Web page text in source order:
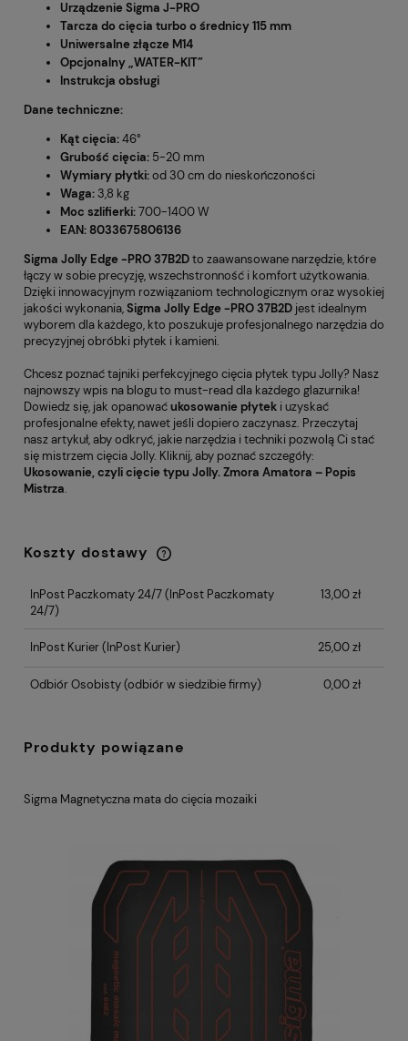
Urządzenie Sigma J-PRO
Tarcza do cięcia turbo o średnicy 115 mm
Uniwersalne złącze M14
Opcjonalny „WATER-KIT”
Instrukcja obsługi
Dane techniczne:
Kąt cięcia:46°
Grubość cięcia: 5-20 mm
Wymiary płytki:od 30 cm do nieskończoności
Waga:3,8 kg
Moc szlifierki:700-1400 W
EAN: 8033675806136
Sigma Jolly Edge -PRO 37B2Dto zaawansowane narzędzie, które
łączy w sobie precyzję, wszechstronność i komfort użytkowania.
Dzięki innowacyjnym rozwiązaniom technologicznym oraz wysokiej
jakości wykonania,Sigma Jolly Edge -PRO 37B2D jest idealnym
wyborem dla każdego, kto poszukuje profesjonalnego narzędzia do
precyzyjnej obróbki płytek i kamieni.
Chcesz poznać tajniki perfekcyjnego cięcia płytek typu Jolly? Nasz
najnowszy wpis na blogu to must-read dla każdego glazurnika!
Dowiedz się, jak opanowaćukosowanie płytek i uzyskać
profesjonalne efekty, nawet jeśli dopiero zaczynasz. Przeczytaj
nasz artykuł, aby odkryć, jakie narzędzia i techniki pozwolą Ci stać
się mistrzem cięcia Jolly. Kliknij, aby poznać szczegóły:
Ukosowanie, czyli cięcie typu Jolly. Zmora Amatora – Popis
Mistrza.
Koszty dostawy
Cena nie zawiera ewentualnych kosztów
InPost Paczkomaty 24/7(InPost Paczkomaty
24/7)
13,00 zł
InPost Kurier(InPost Kurier) 25,00 zł
Odbiór Osobisty(odbiór w siedzibie firmy) 0,00 zł
Produkty powiązane
Sigma 37C mocowanie do Jolly-Edge